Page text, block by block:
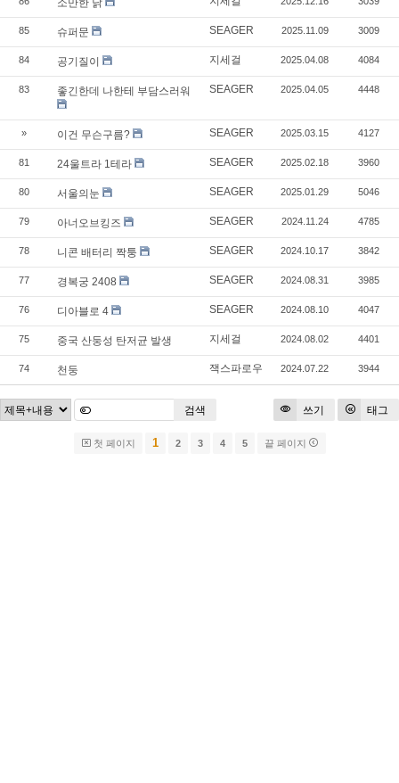
소만한 닭
85 슈퍼문 SEAGER 2025.11.09 3009
84 공기질이 지세걸 2025.04.08 4084
83 좋긴한데 나한테 부담스러워 SEAGER 2025.04.05 4448
» 이건 무슨구름? SEAGER 2025.03.15 4127
81 24울트라 1테라 SEAGER 2025.02.18 3960
80 서울의눈 SEAGER 2025.01.29 5046
79 아너오브킹즈 SEAGER 2024.11.24 4785
78 니콘 배터리 짝퉁 SEAGER 2024.10.17 3842
77 경복궁 2408 SEAGER 2024.08.31 3985
76 디아블로 4 SEAGER 2024.08.10 4047
75 중국 산둥성 탄저균 발생 지세걸 2024.08.02 4401
74 천둥 잭스파로우 2024.07.22 3944
쓰기 태그
검색
첫 페이지 1 2 3 4 5 끝 페이지